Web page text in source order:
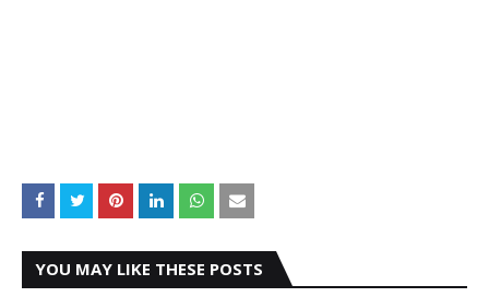
YOU MAY LIKE THESE POSTS